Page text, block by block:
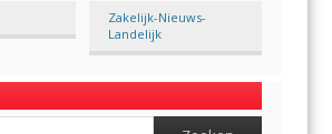
Zakelijk-Nieuws-
Landelijk